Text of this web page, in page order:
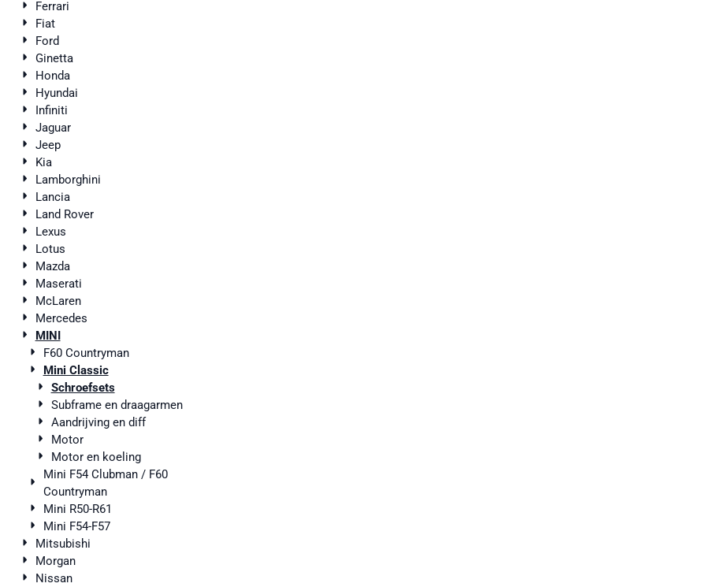
Ferrari
Fiat
Ford
Ginetta
Honda
Hyundai
Infiniti
Jaguar
Jeep
Kia
Lamborghini
Lancia
Land Rover
Lexus
Lotus
Mazda
Maserati
McLaren
Mercedes
MINI
F60 Countryman
Mini Classic
Schroefsets
Subframe en draagarmen
Aandrijving en diff
Motor
Motor en koeling
Mini F54 Clubman / F60
Countryman
Mini R50-R61
Mini F54-F57
Mitsubishi
Morgan
Nissan